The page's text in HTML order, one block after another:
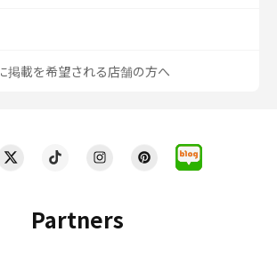
Partners
掲載を希望される店舗の方へ